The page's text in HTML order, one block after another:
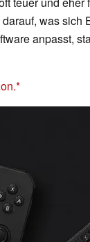
was sich
anpasst,